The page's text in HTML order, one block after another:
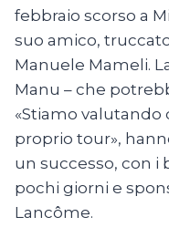
febbraio scorso a
suo amico,
Manuele Mameli.
Manu – che
«Stiamo valutando
proprio tour»,
un successo, con i
pochi giorni e
Lancôme.